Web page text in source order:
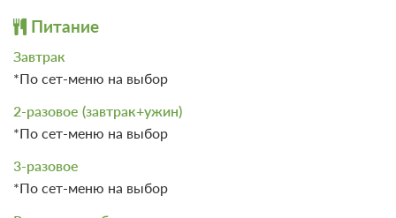
13 фото
Апартаменты 3-местные 2-этажные
Подробнее
Питание
Завтрак
*По сет-меню на выбор
2-разовое (завтрак+ужин)
*По сет-меню на выбор
3-разовое
*По сет-меню на выбор